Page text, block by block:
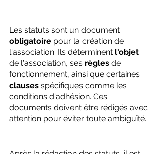
Les statuts sont un document
obligatoire pour la création de
l'association. Ils déterminent l'objet
de l'association, ses règles de
fonctionnement, ainsi que certaines
clauses spécifiques comme les
conditions d'adhésion. Ces
documents doivent être rédigés avec
attention pour éviter toute ambiguïté.